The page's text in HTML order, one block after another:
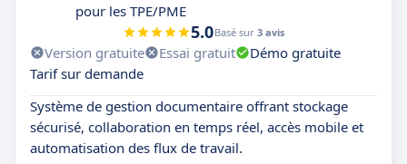
pour les TPE/PME
5.0Basé sur 3 avis
Version gratuite Essai gratuit
Démo gratuite
Tarif sur demande
Système de gestion documentaire offrant stockage
sécurisé, collaboration en temps réel, accès mobile et
automatisation des flux de travail.